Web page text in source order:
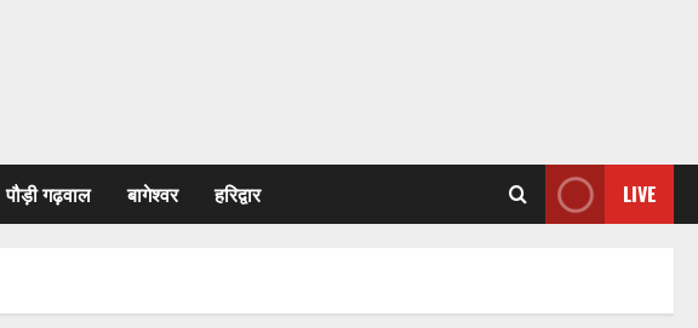
पौड़ी गढ़वाल बागेश्वर हरिद्वार LIVE